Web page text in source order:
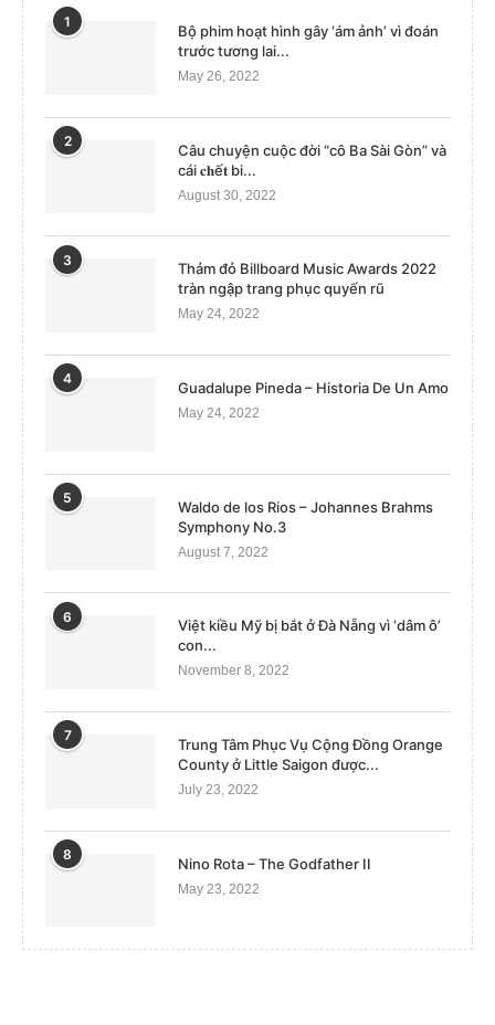
1
Bộ phim hoạt hình gây ‘ám ảnh’ vì đoán
trước tương lai...
May 26, 2022
2
Câu chuyện cuộc đời “cô Ba Sài Gòn” và
cái 𝐜𝐡ế𝐭 bi...
August 30, 2022
3
Thảm đỏ Billboard Music Awards 2022
tràn ngập trang phục quyến rũ
May 24, 2022
4
Guadalupe Pineda – Historia De Un Amo
May 24, 2022
5
Waldo de los Rios – Johannes Brahms
Symphony No.3
August 7, 2022
6
Việt kiều Mỹ bị bắt ở Đà Nẵng vì ‘dâm ô’
con...
November 8, 2022
7
Trung Tâm Phục Vụ Cộng Đồng Orange
County ở Little Saigon được...
July 23, 2022
8
Nino Rota – The Godfather II
May 23, 2022